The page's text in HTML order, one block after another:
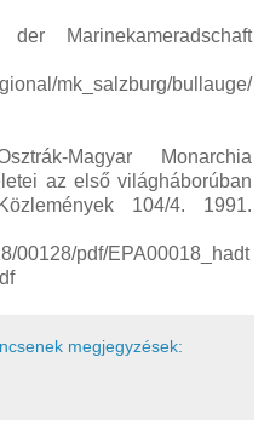
Marinekameradschaft
mk_salzburg/bullauge/
Magyar Monarchia
az első világháborúban
104/4. 1991.
00128/pdf/EPA00018_hadt
megjegyzések: